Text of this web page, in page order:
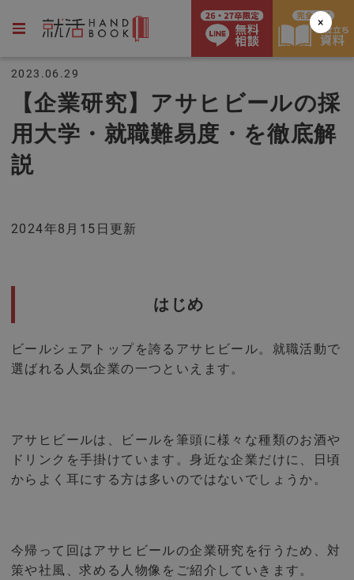
2023.06.29
【企業研究】アサヒビールの採
用大学・就職難易度・を徹底解
説
2024年8月15日更新
はじめ
ビールシェアトップを誇るアサヒビール。就職活動で
選ばれる人気企業の一つといえます。
アサヒビールは、ビールを筆頭に様々な種類のお酒や
ドリンクを手掛けています。身近な企業だけに、日頃
からよく耳にする方は多いのではないでしょうか。
今帰って回はアサヒビールの企業研究を行うため、対
策や社風、求める人物像をご紹介していきます。
×